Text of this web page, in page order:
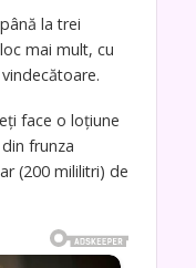
la trei
mai mult, cu
face o loțiune
frunza
(200 mililitri) de